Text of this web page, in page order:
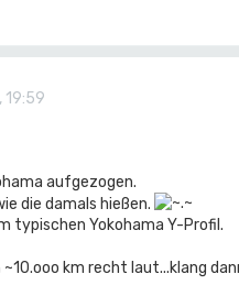
19:59
aufgezogen.
die damals hießen.
typischen Yokohama Y-Profil.
~10.ooo km recht laut...klang